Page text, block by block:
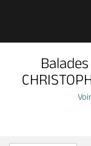
À voir, à faire